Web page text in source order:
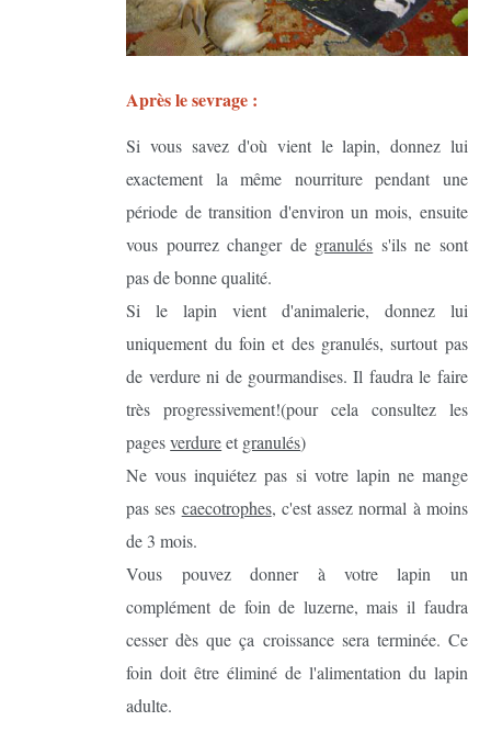
Après le sevrage :
Si vous savez d'où vient le lapin, donnez lui
exactement la même nourriture pendant une
période de transition d'environ un mois, ensuite
vous pourrez changer de granulés s'ils ne sont
pas de bonne qualité.
Si le lapin vient d'animalerie, donnez lui
uniquement du foin et des granulés, surtout pas
de verdure ni de gourmandises. Il faudra le faire
très progressivement!(pour cela consultez les
pagesverdureet granulés)
Ne vous inquiétez pas si votre lapin ne mange
pas ses caecotrophes, c'est assez normal à moins
de 3 mois.
Vous pouvez donner à votre lapin un
complément de foin de luzerne, mais il faudra
cesser dès que ça croissance sera terminée. Ce
foin doit être éliminé de l'alimentation du lapin
adulte.